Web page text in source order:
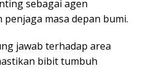
sebagai agen
masa depan bumi.
jawab terhadap area
bibit tumbuh